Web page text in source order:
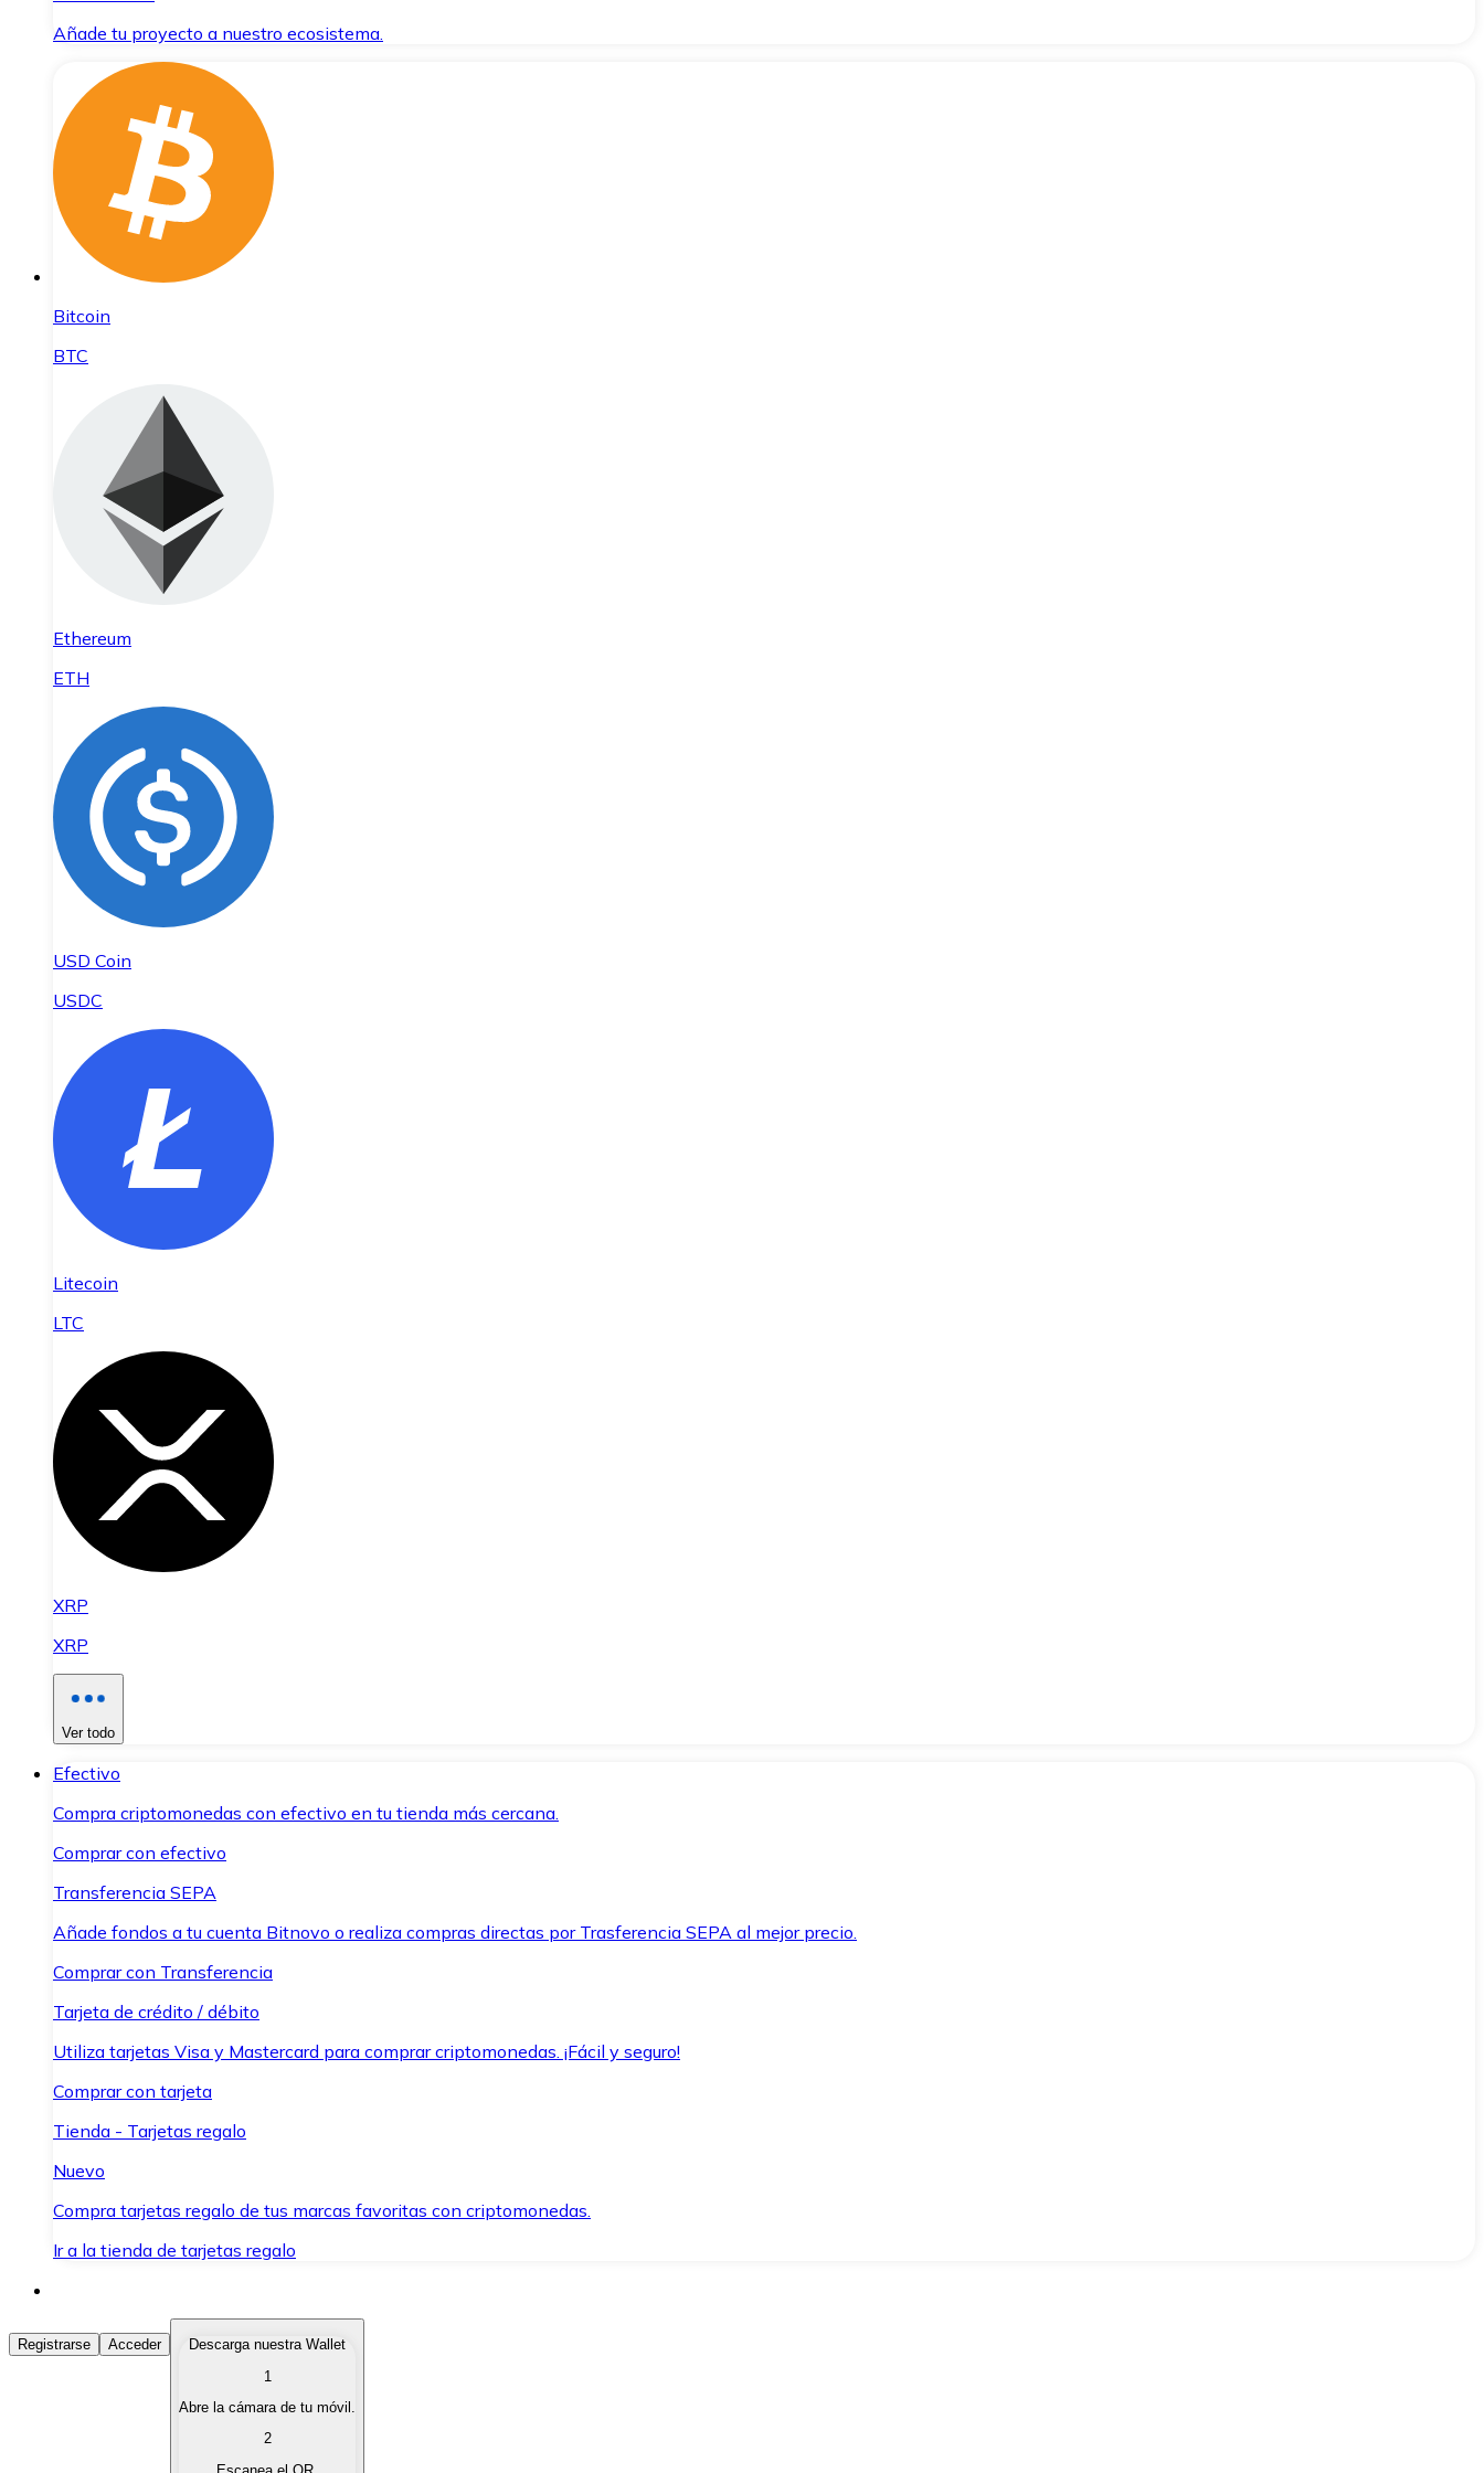
Añade tu proyecto a nuestro ecosistema.
Bitcoin
BTC
Ethereum
ETH
USD Coin
USDC
Litecoin
LTC
XRP
XRP
Ver todo
Efectivo
Compra criptomonedas con efectivo en tu tienda más cercana.
Comprar con efectivo
Transferencia SEPA
Añade fondos a tu cuenta Bitnovo o realiza compras directas por Trasferencia SEPA al mejor precio.
Comprar con Transferencia
Tarjeta de crédito / débito
Utiliza tarjetas Visa y Mastercard para comprar criptomonedas. ¡Fácil y seguro!
Comprar con tarjeta
Tienda - Tarjetas regalo
Nuevo
Compra tarjetas regalo de tus marcas favoritas con criptomonedas.
Ir a la tienda de tarjetas regalo
Comprar Criptomonedas
Compra criptomonedas con diferentes métodos de pago.
Vende tus criptomonedas de forma rápida y segura.
Registrarse Acceder
Descarga nuestra Wallet
1
Abre la cámara de tu móvil.
2